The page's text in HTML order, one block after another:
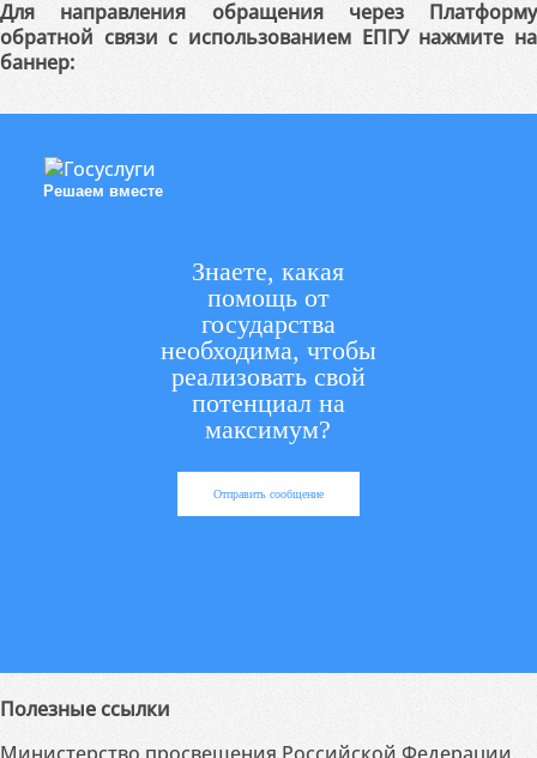
Для направления обращения через Платформу
обратной связи с использованием ЕПГУ нажмите на
баннер:
Решаем вместе
Знаете, какая
помощь от
государства
необходима, чтобы
реализовать свой
потенциал на
максимум?
Отправить сообщение
Полезные ссылки